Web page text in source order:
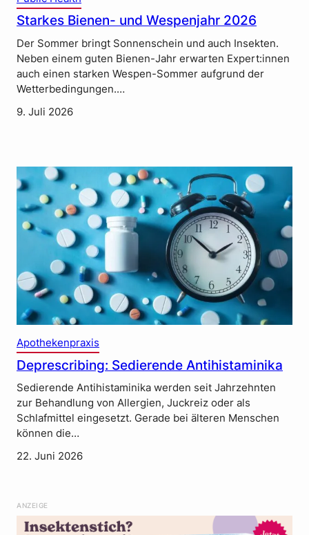
Starkes Bienen- und Wespenjahr 2026
Der Sommer bringt Sonnenschein und auch Insekten.
Neben einem guten Bienen-Jahr erwarten Expert:innen
auch einen starken Wespen-Sommer aufgrund der
Wetterbedingungen.…
9. Juli 2026
Apothekenpraxis
Deprescribing: Sedierende Antihistaminika
Sedierende Antihistaminika werden seit Jahrzehnten
zur Behandlung von Allergien, Juckreiz oder als
Schlafmittel eingesetzt. Gerade bei älteren Menschen
können die…
22. Juni 2026
ANZEIGE